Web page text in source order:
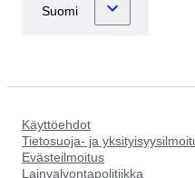
Käyttöehdot
Tietosuoja- ja
Evästeilmoitus
Lainvalvontapolitiikka